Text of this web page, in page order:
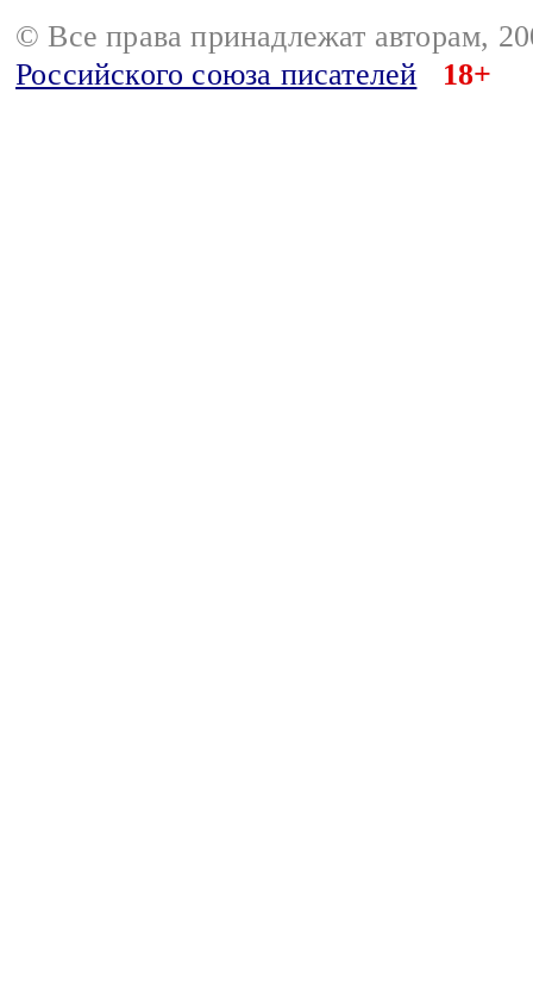
© Все права принадлежат авторам,
Российского союза писателей
18+